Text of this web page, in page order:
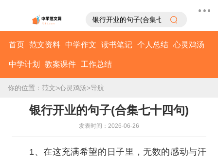
首页 范文资料 中学作文 读书笔记 个人总结 心灵鸡汤
中学计划 教案课件 工作总结
你的位置： 范文>心灵鸡汤>导航
银行开业的句子(合集七十四句)
发表时间：2026-06-26
1、在这充满希望的日子里，无数的感动与汗